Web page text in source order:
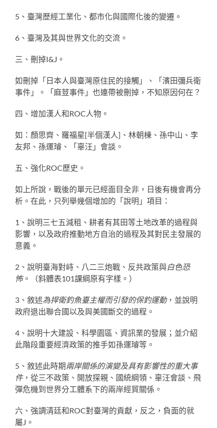
5、臺灣歷經工業化、都市化與國際化後的變遷。
6、臺灣及其與世界文化的交流。
三、刪掉I&J。
如刪掉「日本人與臺灣原住民的接觸」、「濱田彌兵衛
事件」。「麻荳事件」也連帶被刪掉，不知原因何在？
四、增加漢人和ROC人物。
如：顏思齊、羅福星[半個漢人]、林朝棟、孫中山、李
友邦、孫運璿、「辜汪」會談。
五、強化ROC歷史。
如上所說，戰後的單元已經面目全非，日後有機會再分
析。在此，只列舉幾個增加的「說明」項目：
1、說明三七五減租、耕者有其田等土地改革的過程與
影響，以及政府推動地方自治的過程及其對民主發展的
意義。
2、說明臺海對峙、八二三炮戰、反共政策與白色恐
怖。（斜體表101課綱原有字樣。）
3、敘述為捍衛釣魚臺主權而引發的保釣運動，並說明
政府退出聯合國以及與美國斷交的過程。
4、說明十大建設、科學園區、資訊業的發展；並介紹
此階段重要經濟政策的推手如孫運璿等。
5、敘述此時期兩岸關係的演變及具有影響性的重大事
件，從三不政策、開放探親、國統綱領、辜汪會談、飛
彈危機到世界分工體系下的兩岸經貿關係。
六、強調清廷和ROC對臺灣的貢獻，反之，負面的就
屬J。